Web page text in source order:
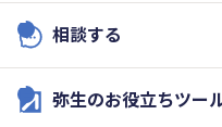
相談する
弥生のお役立ちツー